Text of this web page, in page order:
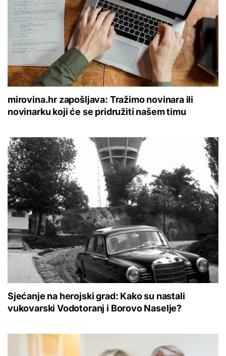
mirovina.hr zapošljava: Tražimo novinara ili
novinarku koji će se pridružiti našem timu
Sjećanje na herojski grad: Kako su nastali
vukovarski Vodotoranj i Borovo Naselje?